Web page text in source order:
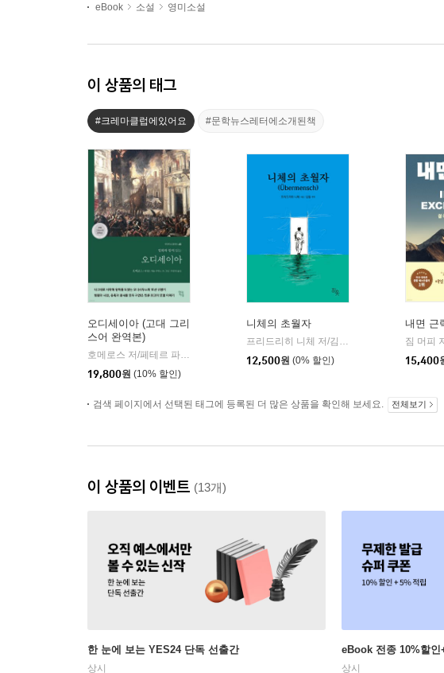
eBook 소설 영미소설
이 상품의 태그
#크레마클럽에있어요 #문학뉴스레터에소개된책
오디세이아 (고대 그리
스어 완역본)
| 현대지성
19,800원 (10% 할인)
니체의 초월자
12,500원 (0% 할인)
내면 근
짐 머피
15,400
검색 페이지에서 선택된 태그에 등록된 더 많은 상품을 확인해 보세요. 전체보기
이 상품의 이벤트 (13개)
한 눈에 보는 YES24 단독 선출간
상시
eBook 전종 10%할
상시